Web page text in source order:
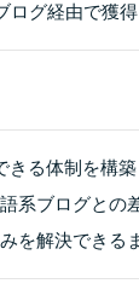
ログ経由で獲得
きる体制を構築
系ブログと
を解決できる